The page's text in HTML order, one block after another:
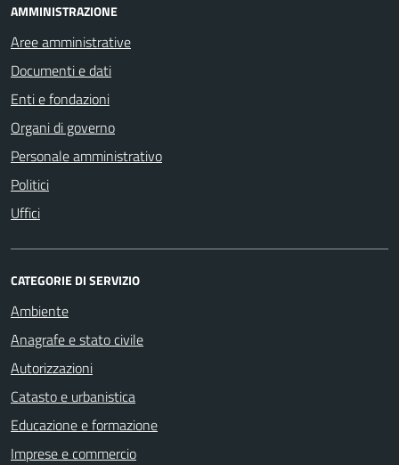
AMMINISTRAZIONE
Aree amministrative
Documenti e dati
Enti e fondazioni
Organi di governo
Personale amministrativo
Politici
Uffici
CATEGORIE DI SERVIZIO
Ambiente
Anagrafe e stato civile
Autorizzazioni
Catasto e urbanistica
Educazione e formazione
Imprese e commercio